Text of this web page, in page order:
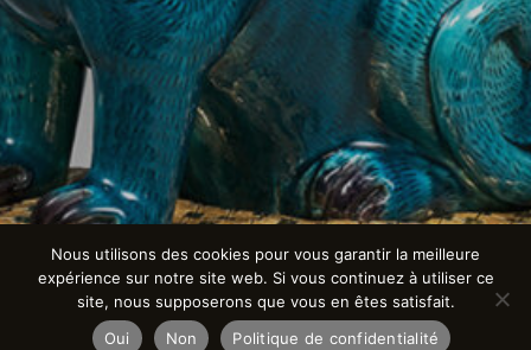
Nous utilisons des cookies pour vous garantir la meilleure
expérience sur notre site web. Si vous continuez à utiliser ce
site, nous supposerons que vous en êtes satisfait.
Oui
Non Politique de confidentialité